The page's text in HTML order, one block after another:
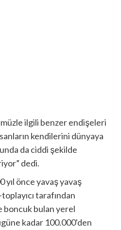
ilgili benzer endişeleri
kendilerini dünyaya
da ciddi şekilde
dedi.
yıl önce yavaş yavaş
tarafından
boncuk bulan yerel
kadar 100.000'den